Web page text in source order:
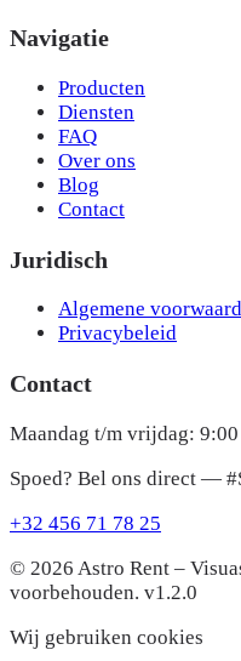
Navigatie
Producten
Diensten
FAQ
Over ons
Blog
Contact
Juridisch
Algemene
Privacybeleid
Contact
Maandag t/m vrijdag:
Spoed? Bel ons direct —
+32 456 71 78 25
© 2026 Astro Rent –
voorbehouden. v1.2.0
Wij gebruiken cookies